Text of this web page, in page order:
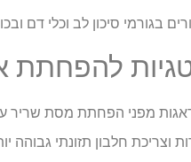
בגורמי סיכון לב וכלי דם
להפחתת
וצריכת חלבון תזונתי